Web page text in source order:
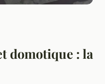
domotique : la